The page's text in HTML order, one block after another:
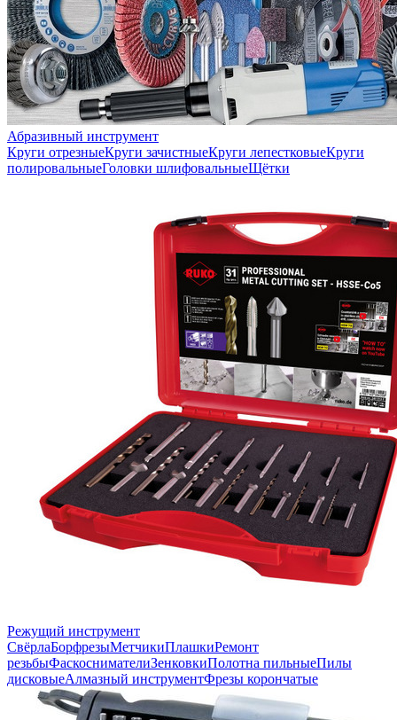
Абразивный инструмент
Круги отрезныеКруги зачистныеКруги лепестковыеКруги
полировальныеГоловки шлифовальныеЩётки
Режущий инструмент
СвёрлаБорфрезыМетчикиПлашкиРемонт
резьбыФаскоснимателиЗенковкиПолотна пильныеПилы
дисковыеАлмазный инструментФрезы корончатые